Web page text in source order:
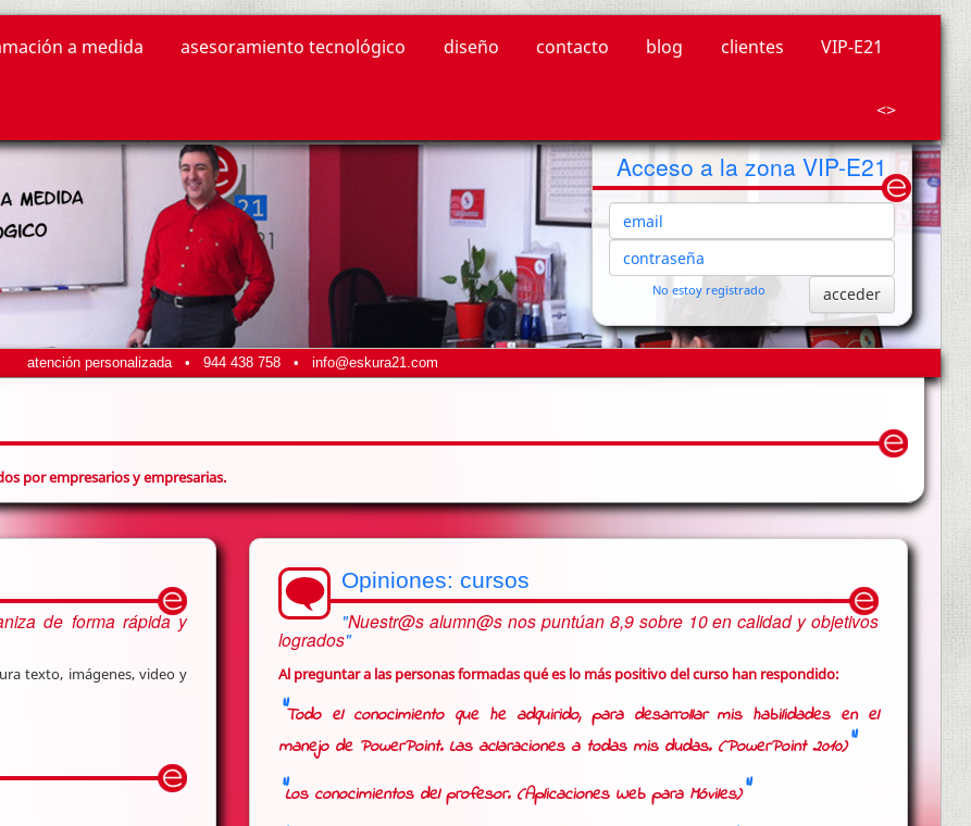
a medida asesoramiento tecnológico diseño contacto blog clientes VIP-E21
<>
Acceso a la zona VIP-E21
email:
contraseña:
No estoy registrado
atención personalizada •944 438 758 •info@eskura21.com
por empresarios y empresarias.
de forma rápida y
texto, imágenes, video y
Opiniones: cursos
Nuestr@s alumn@s nos puntúan 8,9 sobre 10 en calidad y objetivos
logrados
Al preguntar a las personas formadas qué eslo más positivo del curso han respondido:
Todo el conocimiento que he adquirido, para desarrollar mis habilidades en el
manejo de PowerPoint. Las aclaraciones a todas mis dudas. (PowerPoint 2010)
Los conocimientos del profesor. (Aplicaciones Web para Móviles)